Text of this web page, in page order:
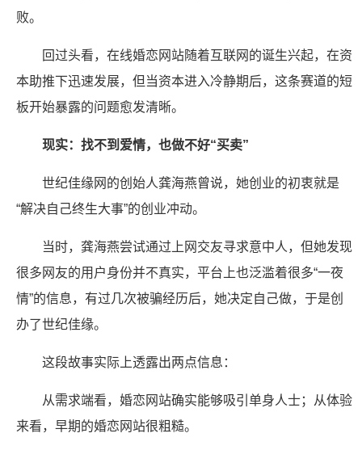
败。
回过头看，在线婚恋网站随着互联网的诞生兴起，在资
本助推下迅速发展，但当资本进入冷静期后，这条赛道的短
板开始暴露的问题愈发清晰。
现实：找不到爱情，也做不好“买卖”
世纪佳缘网的创始人龚海燕曾说，她创业的初衷就是
“解决自己终生大事”的创业冲动。
当时，龚海燕尝试通过上网交友寻求意中人，但她发现
很多网友的用户身份并不真实，平台上也泛滥着很多“一夜
情”的信息，有过几次被骗经历后，她决定自己做，于是创
办了世纪佳缘。
这段故事实际上透露出两点信息：
从需求端看，婚恋网站确实能够吸引单身人士；从体验
来看，早期的婚恋网站很粗糙。